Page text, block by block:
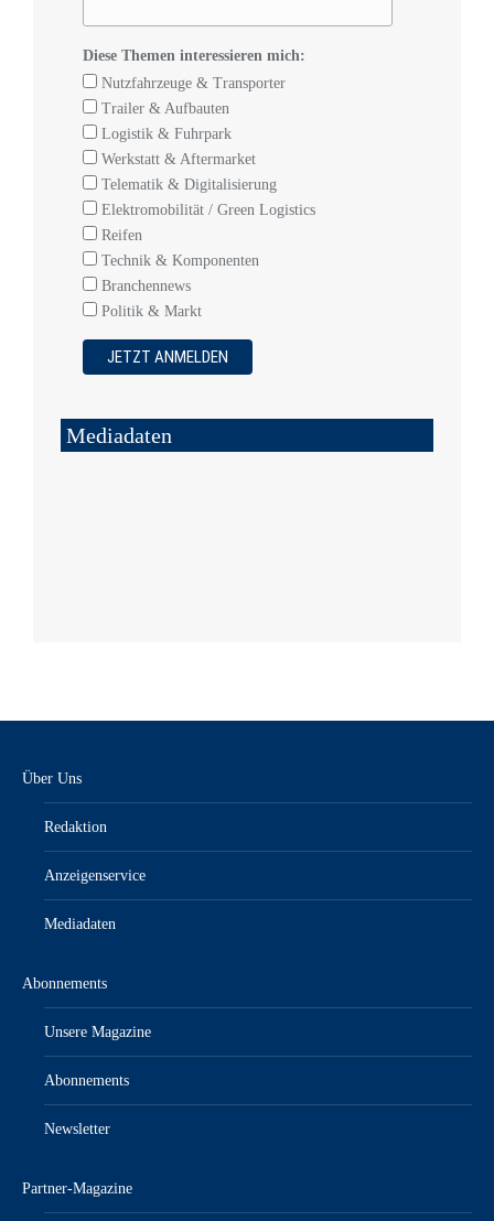
Diese Themen interessieren mich:
Nutzfahrzeuge & Transporter
Trailer & Aufbauten
Logistik & Fuhrpark
Werkstatt & Aftermarket
Telematik & Digitalisierung
Elektromobilität / Green Logistics
Reifen
Technik & Komponenten
Branchennews
Politik & Markt
Mediadaten
Über Uns
Redaktion
Anzeigenservice
Mediadaten
Abonnements
Unsere Magazine
Abonnements
Newsletter
Partner-Magazine